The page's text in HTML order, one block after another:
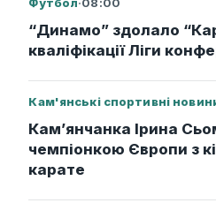
“Динамо” здолало
кваліфікації Ліги
Кам'янські спортивні
Кам’янчанка Ірина
чемпіонкою Європи з
карате